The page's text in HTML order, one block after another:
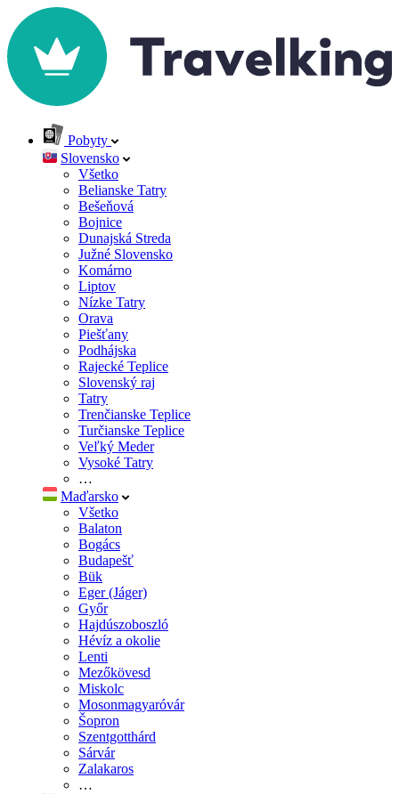
Pobyty
Slovensko
Všetko
Belianske Tatry
Bešeňová
Bojnice
Dunajská Streda
Južné Slovensko
Komárno
Liptov
Nízke Tatry
Orava
Piešťany
Podhájska
Rajecké Teplice
Slovenský raj
Tatry
Trenčianske Teplice
Turčianske Teplice
Veľký Meder
Vysoké Tatry
…
Maďarsko
Všetko
Balaton
Bogács
Budapešť
Bük
Eger (Jáger)
Győr
Hajdúszoboszló
Hévíz a okolie
Lenti
Mezőkövesd
Miskolc
Mosonmagyaróvár
Šopron
Szentgotthárd
Sárvár
Zalakaros
…